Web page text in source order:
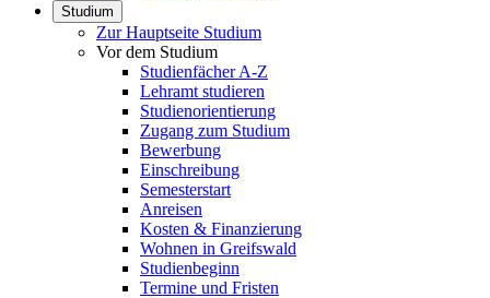
Studium
Zur Hauptseite Studium
Vor dem Studium
Studienfächer A-Z
Lehramt studieren
Studienorientierung
Zugang zum Studium
Bewerbung
Einschreibung
Semesterstart
Anreisen
Kosten & Finanzierung
Wohnen in Greifswald
Studienbeginn
Termine und Fristen